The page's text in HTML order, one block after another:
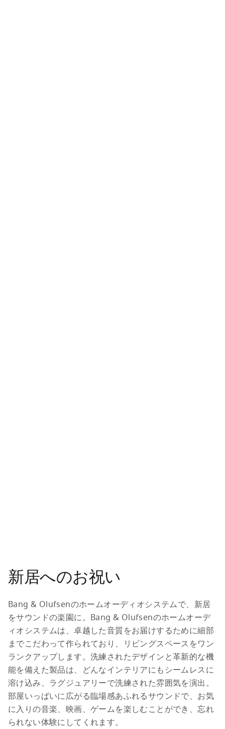
新居へのお祝い
Bang & Olufsenのホームオーディオシステムで、新居
をサウンドの楽園に。Bang & Olufsenのホームオーデ
ィオシステムは、卓越した音質をお届けするために細部
までこだわって作られており、リビングスペースをワン
ランクアップします。洗練されたデザインと革新的な機
能を備えた製品は、どんなインテリアにもシームレスに
溶け込み、ラグジュアリーで洗練された雰囲気を演出。
部屋いっぱいに広がる臨場感あふれるサウンドで、お気
に入りの音楽、映画、ゲームを楽しむことができ、忘れ
られない体験にしてくれます。